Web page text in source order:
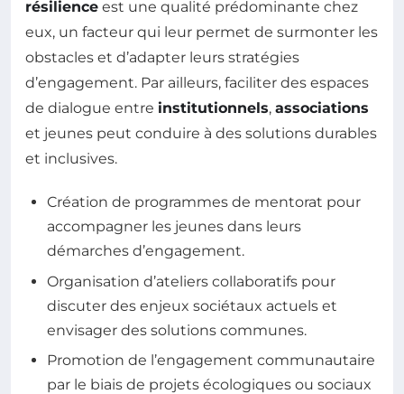
résilience est une qualité prédominante chez
eux, un facteur qui leur permet de surmonter les
obstacles et d’adapter leurs stratégies
d’engagement. Par ailleurs, faciliter des espaces
de dialogue entre institutionnels, associations
et jeunes peut conduire à des solutions durables
et inclusives.
Création de programmes de mentorat pour
accompagner les jeunes dans leurs
démarches d’engagement.
Organisation d’ateliers collaboratifs pour
discuter des enjeux sociétaux actuels et
envisager des solutions communes.
Promotion de l’engagement communautaire
par le biais de projets écologiques ou sociaux